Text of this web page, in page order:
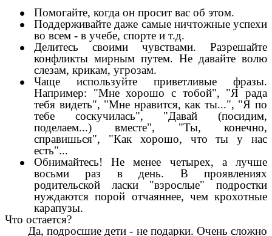
Помогайте, когда он просит вас об этом.
Поддерживайте даже самые ничтожные успехи
во всем - в учебе, спорте и т.д.
Делитесь своими чувствами. Разрешайте
конфликты мирным путем. Не давайте волю
слезам, крикам, угрозам.
Чаще используйте приветливые фразы.
Например: "Мне хорошо с тобой", "Я рада
тебя видеть", "Мне нравится, как ты...", "Я по
тебе соскучилась", "Давай (посидим,
поделаем...) вместе", "Ты, конечно,
справишься", "Как хорошо, что ты у нас
есть"...
Обнимайтесь! Не менее четырех, а лучше
восьми раз в день. В проявлениях
родительской ласки "взрослые" подростки
нуждаются порой отчаяннее, чем крохотные
карапузы.
Что остается?
Да, подросшие дети - не подарки. Очень сложно